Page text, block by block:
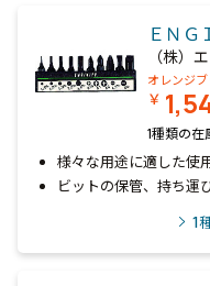
ＥＮ
（株）
オレンジ
￥
1種類の
様々な用途に適した使
ビットの保管、持ち運
1